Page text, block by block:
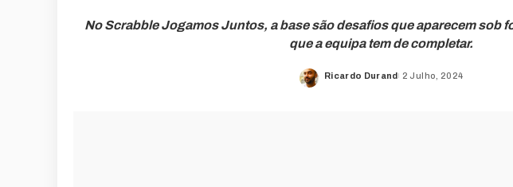
No Scrabble Jogamos Juntos, a base são desafios que aparecem sob
que a equipa tem de completar.
Posted
Ricardo Durand 2 Julho, 2024